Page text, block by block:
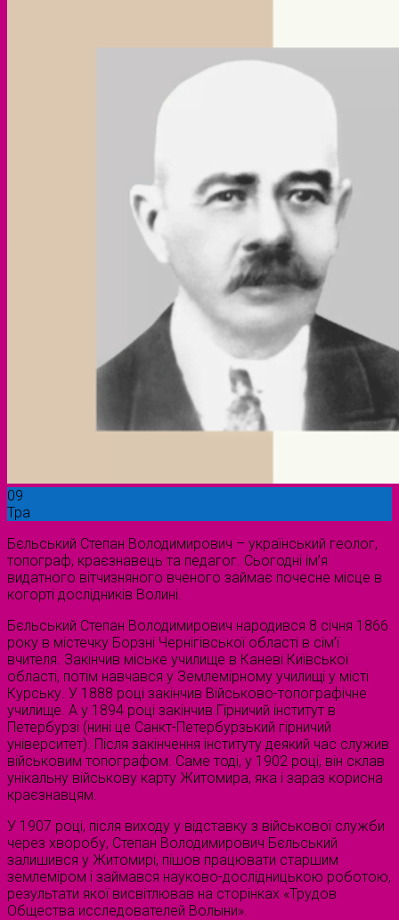
09
Тра
Бєльський Степан Володимирович – український геолог,
топограф, краєзнавець та педагог. Сьогодні ім’я
видатного вітчизняного вченого займає почесне місце в
когорті дослідників Волині.
Бєльський Степан Володимирович народився 8 січня 1866
року в містечку Борзні Чернігівської області в сім’ї
вчителя. Закінчив міське училище в Каневі Київської
області, потім навчався у Землемірному училищі у місті
Курську. У 1888 році закінчив Військово-топографічне
училище. А у 1894 році закінчив Гірничий інститут в
Петербурзі (нині це Санкт-Петербурзький гірничий
університет). Після закінчення інституту деякий час служив
військовим топографом. Саме тоді, у 1902 році, він склав
унікальну військову карту Житомира, яка і зараз корисна
краєзнавцям.
У 1907 році, після виходу у відставку з військової служби
через хворобу, Степан Володимирович Бєльський
залишився у Житомирі, пішов працювати старшим
землеміром і займався науково-дослідницькою роботою,
результати якої висвітлював на сторінках «Трудов
Общества исследователей Волыни».